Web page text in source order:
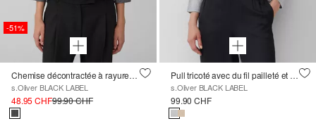
-51%
Chemise décontractée à rayures et manches chauve-souris
s.Oliver BLACK LABEL
48.95 CHF99.90 CHF
Pull tricoté avec du fil pailleté et des manches chauve-souris 3/4
s.Oliver BLACK LABEL
99.90 CHF